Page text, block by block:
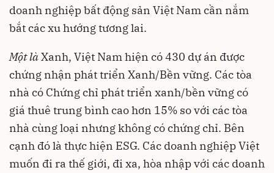
doanh nghiệp bất động sản Việt Nam cần nắm
bắt các xu hướng tương lai.
Một làXanh, Việt Nam hiện có 430 dự án được
chứng nhận phát triển Xanh/Bền vững. Các tòa
nhà có Chứng chỉ phát triển xanh/bền vững có
giá thuê trung bình cao hơn 15% so với các tòa
nhà cùng loại nhưng không có chứng chỉ. Bên
cạnh đó là thực hiện ESG. Các doanh nghiệp Việt
muốn đi ra thế giới, đi xa, hòa nhập với các doanh